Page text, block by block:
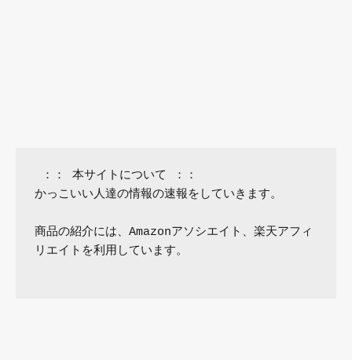
かっこいい人達の情報の速報をしていきます。
商品の紹介には、Amazonアソシエイト、楽天アフィ
リエイトを利用しています。